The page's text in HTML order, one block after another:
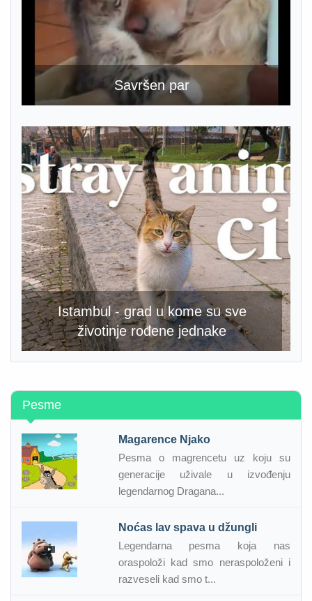
Savršen par
Istambul - grad u kome su sve
životinje rođene jednake
Pesme
Magarence Njako
Pesma o magrencetu uz koju su
generacije uživale u izvođenju
legendarnog Dragana...
Noćas lav spava u džungli
Legendarna pesma koja nas
oraspoloži kad smo neraspoloženi i
razveseli kad smo t...